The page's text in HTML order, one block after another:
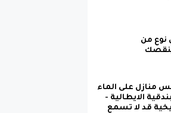
نوع من
ينقصك
منازل على الماء
الايطالية -
قد لا تسمع